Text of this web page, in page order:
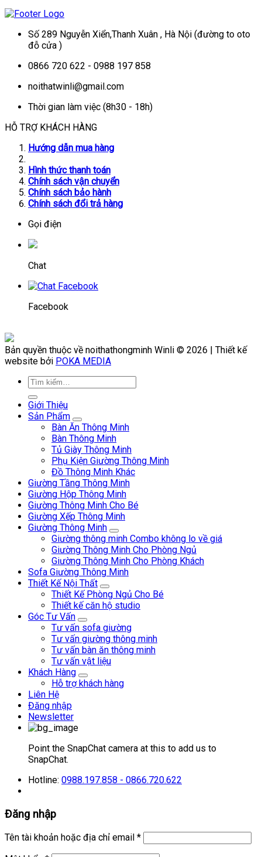
Số 289 Nguyễn Xiển,Thanh Xuân , Hà Nội (đường to oto
đỗ cửa )
0866 720 622 - 0988 197 858
noithatwinli@gmail.com
Thời gian làm việc (8h30 - 18h)
HỖ TRỢ KHÁCH HÀNG
Hướng dẫn mua hàng
Hình thức thanh toán
Chính sách vận chuyển
Chính sách bảo hành
Chính sách đổi trả hàng
Gọi điện
Chat
Facebook
Bản quyền thuộc về noithathongminh Winli © 2026 | Thiết kế
website bởi POKA MEDIA
Giới Thiệu
Sản Phẩm
Bàn Ăn Thông Minh
Bàn Thông Minh
Tủ Giày Thông Minh
Phụ Kiện Giường Thông Minh
Đồ Thông Minh Khác
Giường Tầng Thông Minh
Giường Hộp Thông Minh
Giường Thông Minh Cho Bé
Giường Xếp Thông Minh
Giường Thông Minh
Giường thông minh Combo không lo về giá
Giường Thông Minh Cho Phòng Ngủ
Giường Thông Minh Cho Phòng Khách
Sofa Giường Thông Minh
Thiết Kế Nội Thất
Thiết Kế Phòng Ngủ Cho Bé
Thiết kế căn hộ studio
Góc Tư Vấn
Tư vấn sofa giường
Tư vấn giường thông minh
Tư vấn bàn ăn thông minh
Tư vấn vật liệu
Khách Hàng
Hỗ trợ khách hàng
Liên Hệ
Đăng nhập
Newsletter
Point the SnapChat camera at this to add us to
SnapChat.
Hotline: 0988.197.858 - 0866.720.622
Đăng nhập
Tên tài khoản hoặc địa chỉ email *